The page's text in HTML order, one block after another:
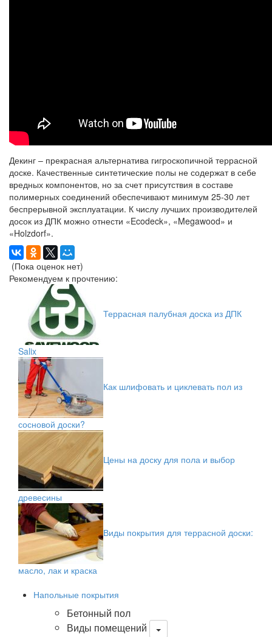
Декинг – прекрасная альтернатива гигроскопичной террасной
доске. Качественные синтетические полы не содержат в себе
вредных компонентов, но за счет присутствия в составе
полимерных соединений обеспечивают минимум 25-30 лет
беспрерывной эксплуатации. К числу лучших производителей
досок из ДПК можно отнести «Ecodeck», «Megawood» и
«Holzdorf».
(Пока оценок нет)
Рекомендуем к прочтению:
Террасная палубная доска из ДПК
Salix
Как шлифовать и циклевать пол из
сосновой доски?
Цены на доску для пола и выбор
древесины
Виды покрытия для террасной доски:
масло, лак и краска
Напольные покрытия
Бетонный пол
Виды помещений